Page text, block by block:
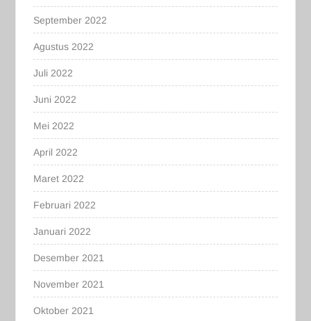
September 2022
Agustus 2022
Juli 2022
Juni 2022
Mei 2022
April 2022
Maret 2022
Februari 2022
Januari 2022
Desember 2021
November 2021
Oktober 2021